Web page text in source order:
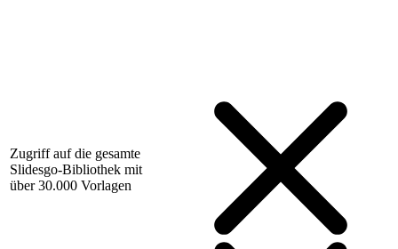
Zugriff auf die gesamte
Slidesgo-Bibliothek mit
über 30.000 Vorlagen